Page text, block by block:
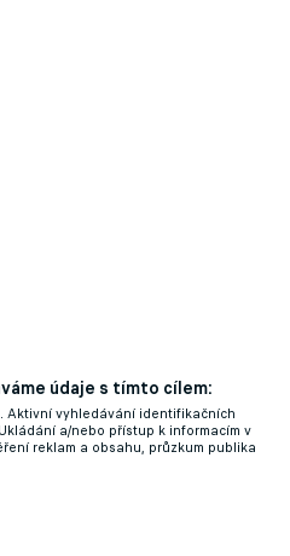
údaje s tímto cílem:
Aktivní vyhledávání identifikačních
a/nebo přístup k informacím v
reklam a obsahu, průzkum publika